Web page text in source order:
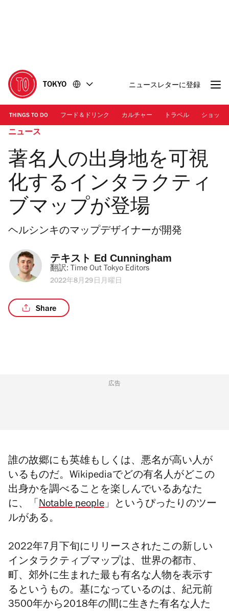
に
移
動
移
動
TOKYO ニュースレターに登録
THINGS TO DO フード＆ドリンク カルチャー トラベル ショッピ
ニュース
著名人の出身地を可視
化するインタラクティ
ブマップが登場
ヘルシンキのマップデザイナーが開発
テキスト Ed Cunningham
翻訳: Time Out Tokyo Editors
2022年8月29日月曜日
Share
広告
誰の故郷にも英雄もしくは、悪名が高い人が
いるものだ。Wikipediaでどの有名人がどこの
出身かを調べる ことを楽しんでいるあなた
に、「 Notable people」というぴったりのツー
ルがある。
2022年7月下旬にリリースされたこの新しい
インタラクティブマップは、世界の都市、
町、郊外に生まれた最も有名な人物を表示す
るというもの。 基になっているのは、 紀元前
3500年から2018年の間に生きた有名な人た